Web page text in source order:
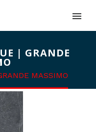
| GRANDE
MASSIMO